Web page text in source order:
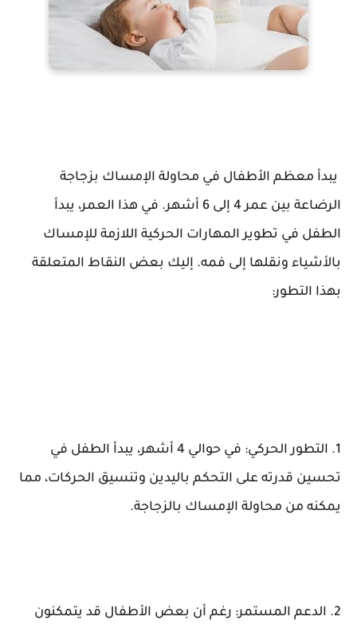
يبدأ معظم الأطفال في محاولة الإمساك بزجاجة
الرضاعة بين عمر 4 إلى 6 أشهر. في هذا العمر، يبدأ
الطفل في تطوير المهارات الحركية اللازمة للإمساك
بالأشياء ونقلها إلى فمه. إليك بعض النقاط المتعلقة
بهذا التطور:
1. التطور الحركي: في حوالي 4 أشهر، يبدأ الطفل في
تحسين قدرته على التحكم باليدين وتنسيق الحركات، مما
يمكنه من محاولة الإمساك بالزجاجة.
2. الدعم المستمر: رغم أن بعض الأطفال قد يتمكنون